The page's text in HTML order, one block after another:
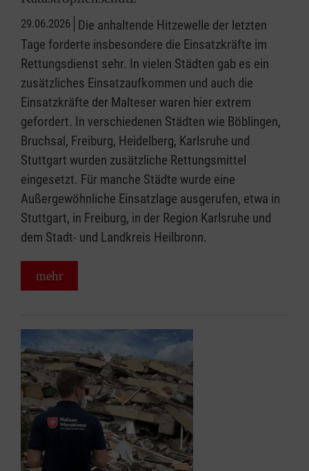
29.06.2026 Die anhaltende Hitzewelle der letzten
Tage forderte insbesondere die Einsatzkräfte im
Rettungsdienst sehr. In vielen Städten gab es ein
zusätzliches Einsatzaufkommen und auch die
Einsatzkräfte der Malteser waren hier extrem
gefordert. In verschiedenen Städten wie Böblingen,
Bruchsal, Freiburg, Heidelberg, Karlsruhe und
Stuttgart wurden zusätzliche Rettungsmittel
eingesetzt. Für manche Städte wurde eine
Außergewöhnliche Einsatzlage ausgerufen, etwa in
Stuttgart, in Freiburg, in der Region Karlsruhe und
dem Stadt- und Landkreis Heilbronn.
mehr